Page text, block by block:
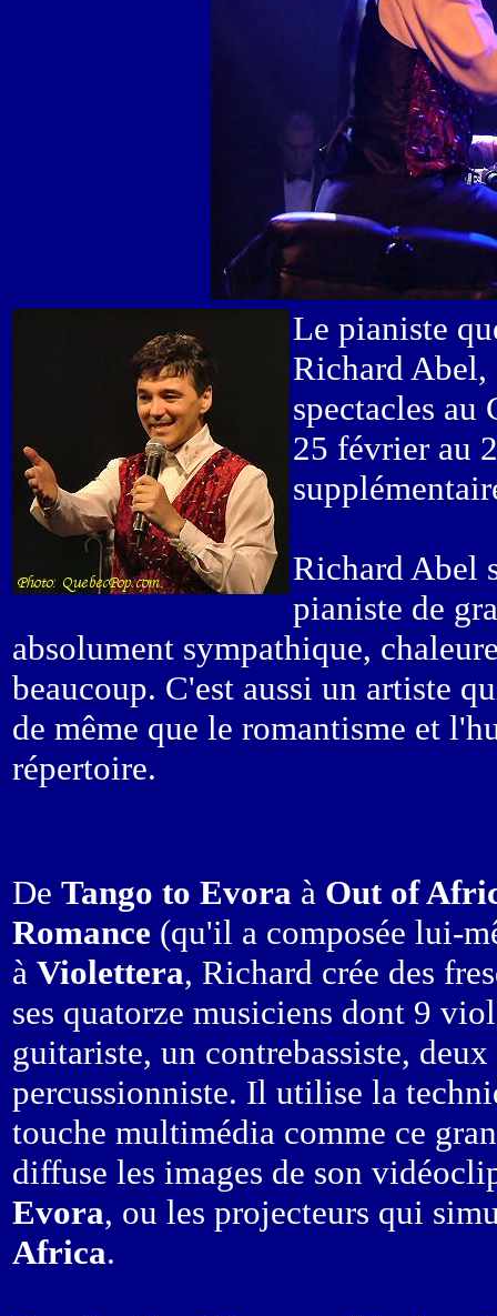
Le pianiste
Richard Abel,
spectacles au
25 février au
Richard Abel
pianiste de
absolument sympathique,
beaucoup. C'est aussi un artiste
de même que le romantisme et
répertoire.
De Tango to Evora à Out of
Romance (qu'il a composée lui-
à Violettera, Richard crée des
ses quatorze musiciens dont 9
guitariste, un contrebassiste,
percussionniste. Il utilise la
touche multimédia comme ce
diffuse les images de son
Evora, ou les projecteurs qui
Africa.